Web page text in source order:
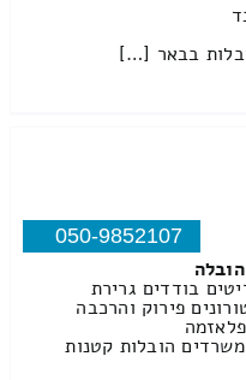
בבאר […]
050-9852107
בודדים גרירת
פירוק והרכבה
הובלות קטנות